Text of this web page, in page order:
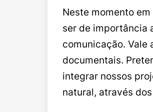
Neste momento
ser de importância
comunicação. Vale
documentais.
integrar nossos
natural, através